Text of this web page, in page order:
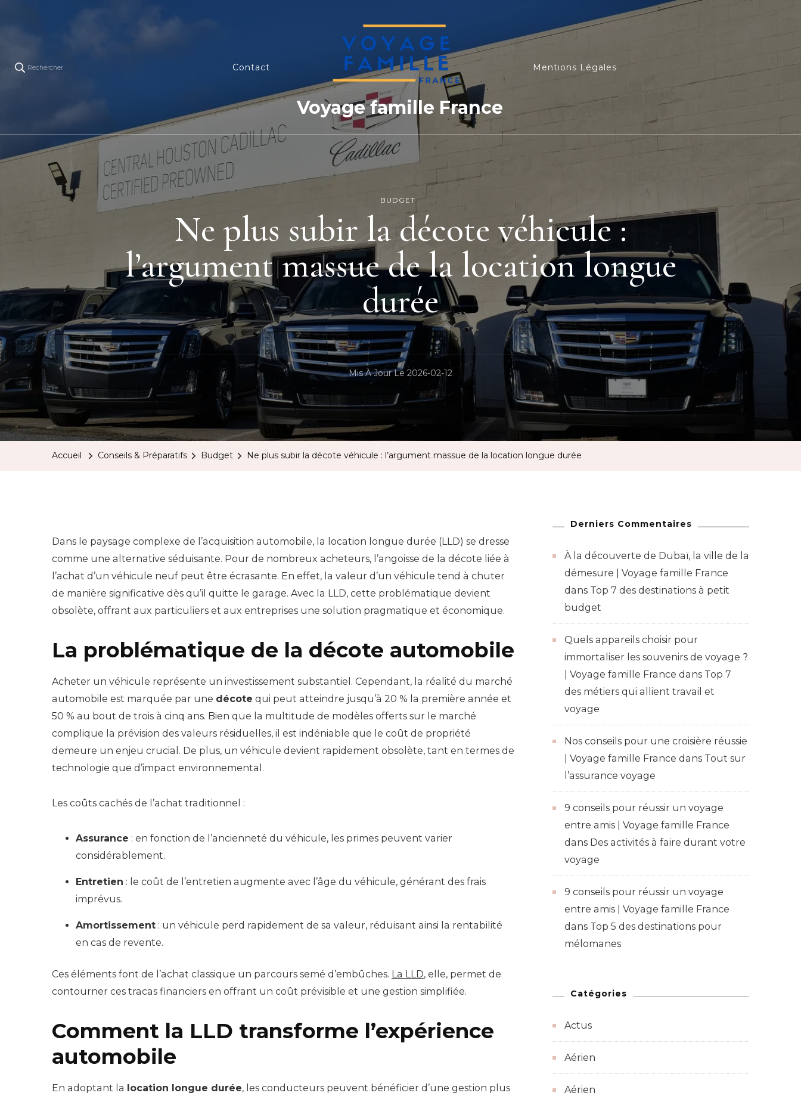
Rechercher Contact
Voyage famille France
Mentions Légales
BUDGET
Ne plus subir la décote véhicule :
l’argument massue de la location longue
durée
Mis À Jour Le 2026-02-12
Accueil Conseils & Préparatifs Budget Ne plus subir la décote véhicule : l’argument massue de la location longue durée
Dans le paysage complexe de l’acquisition automobile, la location longue durée (LLD) se dresse
comme une alternative séduisante. Pour de nombreux acheteurs, l’angoisse de la décote liée à
l’achat d’un véhicule neuf peut être écrasante. En effet, la valeur d’un véhicule tend à chuter
de manière significative dès qu’il quitte le garage. Avec la LLD, cette problématique devient
obsolète, offrant aux particuliers et aux entreprises une solution pragmatique et économique.
La problématique de la décote automobile
Acheter un véhicule représente un investissement substantiel. Cependant, la réalité du marché
automobile est marquée par une décote qui peut atteindre jusqu’à 20 % la première année et
50 % au bout de trois à cinq ans. Bien que la multitude de modèles offerts sur le marché
complique la prévision des valeurs résiduelles, il est indéniable que le coût de propriété
demeure un enjeu crucial. De plus, un véhicule devient rapidement obsolète, tant en termes de
technologie que d’impact environnemental.
Les coûts cachés de l’achat traditionnel :
Assurance : en fonction de l’ancienneté du véhicule, les primes peuvent varier
considérablement.
Entretien : le coût de l’entretien augmente avec l’âge du véhicule, générant des frais
imprévus.
Amortissement : un véhicule perd rapidement de sa valeur, réduisant ainsi la rentabilité
en cas de revente.
Ces éléments font de l’achat classique un parcours semé d’embûches. La LLD, elle, permet de
contourner ces tracas financiers en offrant un coût prévisible et une gestion simplifiée.
Comment la LLD transforme l’expérience
automobile
En adoptant la location longue durée, les conducteurs peuvent bénéficier d’une gestion plus
Derniers Commentaires
À la découverte de Dubaï, la ville de la
démesure | Voyage famille France
dans Top 7 des destinations à petit
budget
Quels appareils choisir pour
immortaliser les souvenirs de voyage ?
| Voyage famille France dans Top 7
des métiers qui allient travail et
voyage
Nos conseils pour une croisière réussie
| Voyage famille France dans Tout sur
l’assurance voyage
9 conseils pour réussir un voyage
entre amis | Voyage famille France
dans Des activités à faire durant votre
voyage
9 conseils pour réussir un voyage
entre amis | Voyage famille France
dans Top 5 des destinations pour
mélomanes
Catégories
Actus
Aérien
Aérien